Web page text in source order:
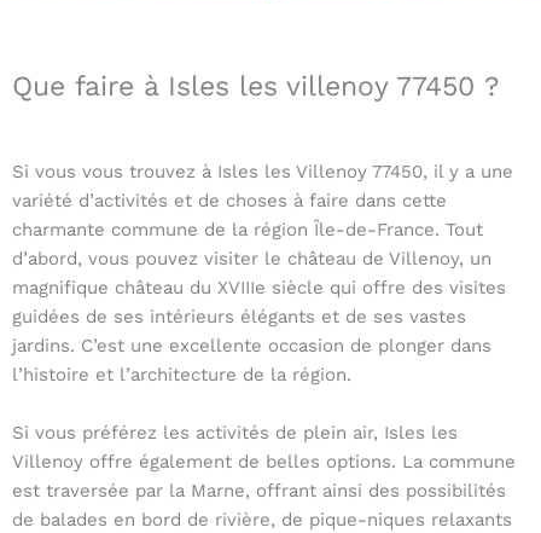
Que faire à Isles les villenoy 77450 ?
Si vous vous trouvez à Isles les Villenoy 77450, il y a une
variété d’activités et de choses à faire dans cette
charmante commune de la région Île-de-France. Tout
d’abord, vous pouvez visiter le château de Villenoy, un
magnifique château du XVIIIe siècle qui offre des visites
guidées de ses intérieurs élégants et de ses vastes
jardins. C’est une excellente occasion de plonger dans
l’histoire et l’architecture de la région.
Si vous préférez les activités de plein air, Isles les
Villenoy offre également de belles options. La commune
est traversée par la Marne, offrant ainsi des possibilités
de balades en bord de rivière, de pique-niques relaxants